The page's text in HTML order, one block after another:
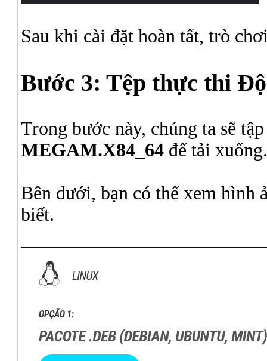
Sau khi cài đặt hoàn tất, trò
Bước 3: Tệp thực thi
Trong bước này, chúng ta sẽ
MEGAM.X84_64 để tải xuống.
Bên dưới, bạn có thể xem hình
biết.